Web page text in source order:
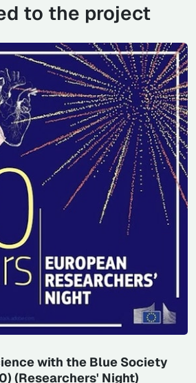
to the project
with the Blue Society
(Researchers' Night)